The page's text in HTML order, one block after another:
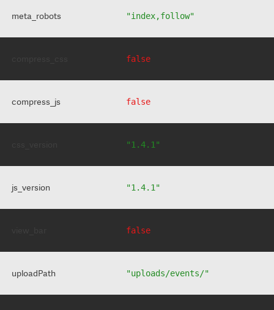
meta_robots "index,follow"
false
compress_js false
"1.4.1"
js_version "1.4.1"
false
uploadPath "uploads/events/"